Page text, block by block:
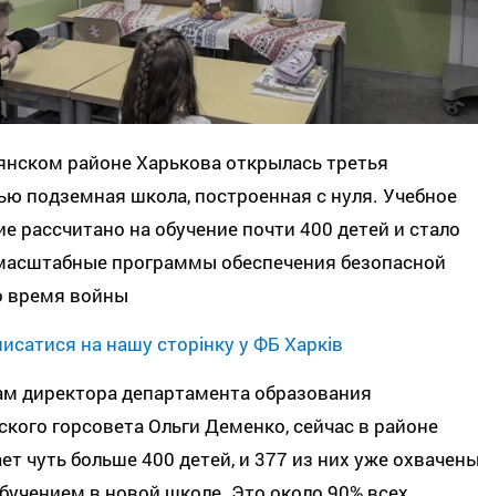
районе Харькова открылась третья
подземная школа, построенная с нуля. Учебное
рассчитано на обучение почти 400 детей и стало
программы обеспечения безопасной
время войны
на нашу сторінку у ФБ Харків
директора департамента образования
горсовета Ольги Деменко, сейчас в районе
чуть больше 400 детей, и 377 из них уже